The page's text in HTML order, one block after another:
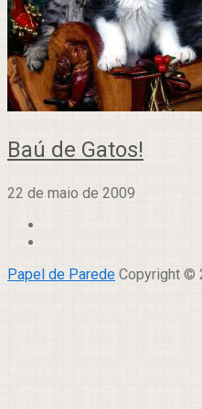
Baú de Gatos!
22 de maio de 2009
Papel de Parede Copyright ©